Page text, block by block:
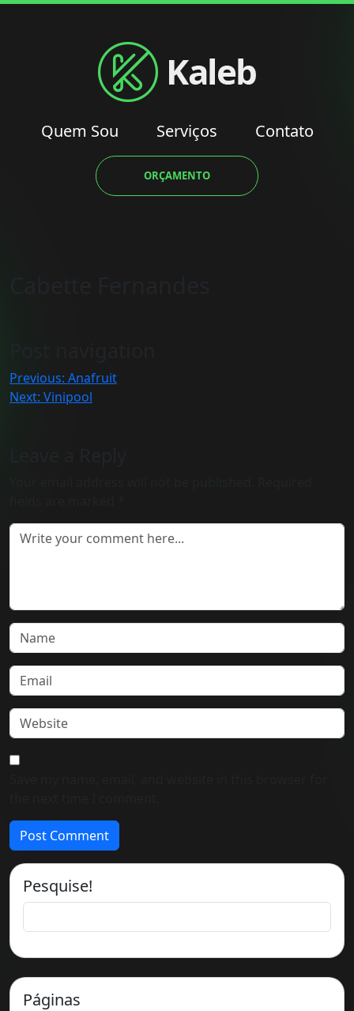
Quem Sou Serviços Contato
ORÇAMENTO
Previous: Anafruit
Next: Vinipool
Pesquise!
Páginas